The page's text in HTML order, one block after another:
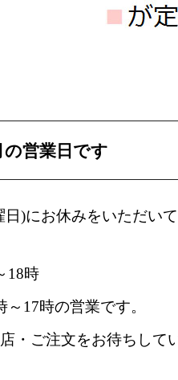
の営業日です
日)にお休みをいただい
18時
～17時の営業です。
・ご注文をお待ちして